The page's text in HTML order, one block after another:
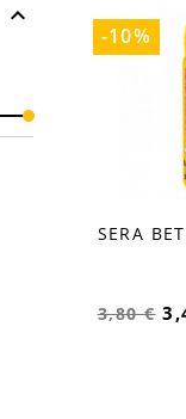

favorite_border
SERA
3,80 €
-10%